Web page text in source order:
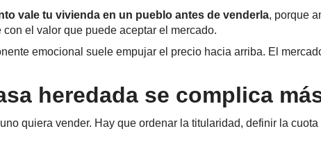
vale tu vivienda en un pueblo antes de venderla, porque
el valor que puede aceptar el mercado.
emocional suele empujar el precio hacia arriba. El
heredada se complica
quiera vender. Hay que ordenar la titularidad, definir la cuota